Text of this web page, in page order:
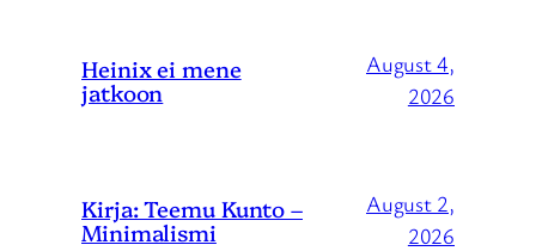
Heinix ei mene
jatkoon
August 4,
2026
Kirja: Teemu Kunto –
Minimalismi
August 2,
2026